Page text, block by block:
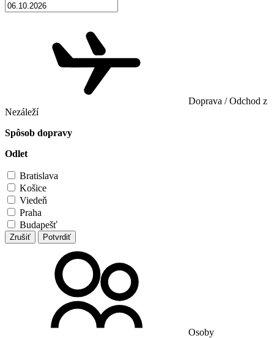
Doprava / Odchod z
Nezáleží
Spôsob dopravy
Odlet
Bratislava
Košice
Viedeň
Praha
Budapešť
Zrušiť Potvrdiť
Osoby